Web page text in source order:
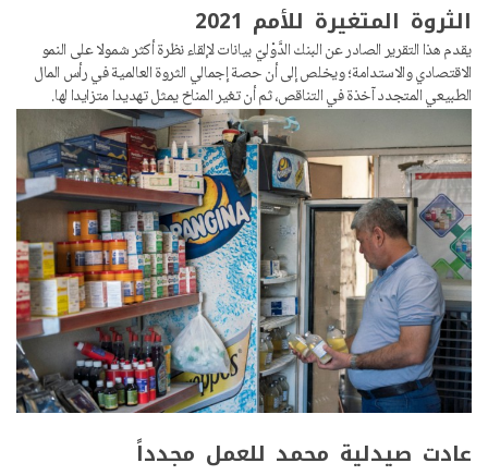
الثروة المتغيرة للأمم 2021
يقدم هذا التقرير الصادر عن البنك الدَّوْليّ بيانات لإلقاء نظرة أكثر شمولا على النمو
الاقتصادي والاستدامة؛ ويخلص إلى أن حصة إجمالي الثروة العالمية في رأس المال
الطبيعي المتجدد آخذة في التناقص، ثم أن تغير المناخ يمثل تهديدا متزايدا لها.
عادت صيدلية محمد للعمل مجدداً